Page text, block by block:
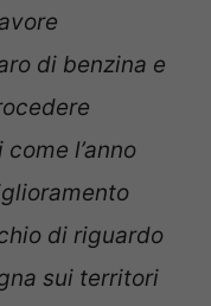
di benzina e
l’anno
di riguardo
sui territori